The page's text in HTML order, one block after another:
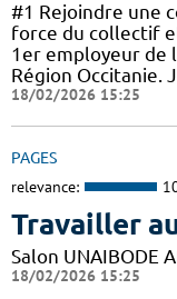
#1 Rejoindre une
force du collectif
1er employeur de
Région Occitanie.
18/02/2026 15:25
PAGES
relevance:
Travailler
Salon UNAIBODE
18/02/2026 15:25